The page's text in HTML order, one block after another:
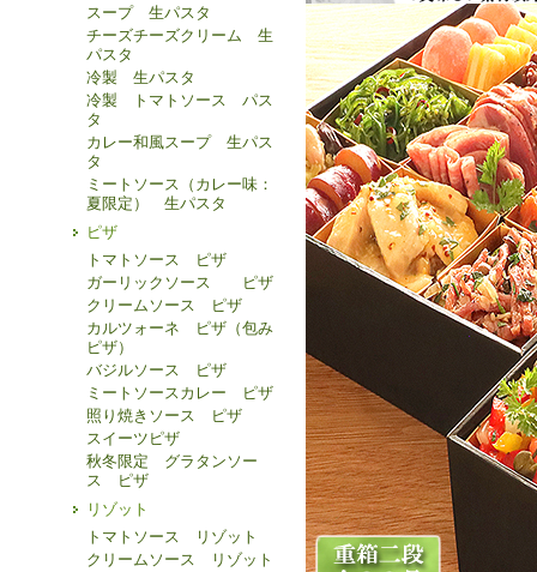
スープ 生パスタ
チーズチーズクリーム 生
パスタ
冷製 生パスタ
冷製 トマトソース パス
タ
カレー和風スープ 生パス
タ
ミートソース（カレー味：
夏限定） 生パスタ
ピザ
トマトソース ピザ
ガーリックソース ピザ
クリームソース ピザ
カルツォーネ ピザ（包み
ピザ）
バジルソース ピザ
ミートソースカレー ピザ
照り焼きソース ピザ
スイーツピザ
秋冬限定 グラタンソー
ス ピザ
リゾット
トマトソース リゾット
クリームソース リゾット